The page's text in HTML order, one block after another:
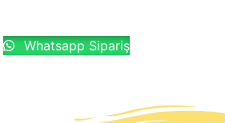
Whatsapp Sipariş